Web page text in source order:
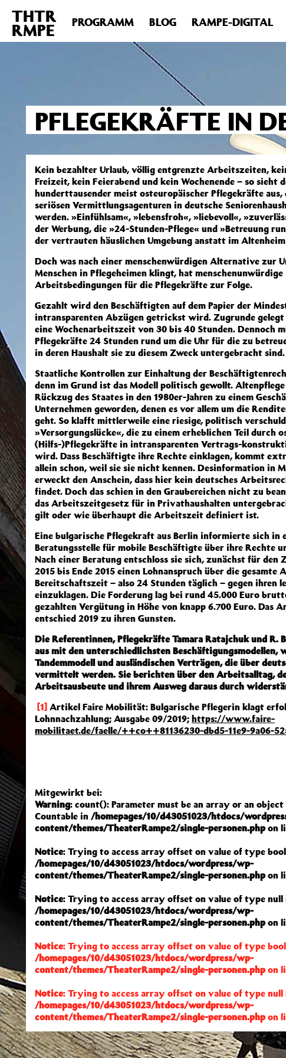
Deprecated : Die Funktion post_permalink ist seit Version 4.4.0
includes/functions.phpon line6031
THTR
RMPE PROGRAMM BLOG RAMPE-DIGITAL
PFLEGEKRÄFTE IN
Kein bezahlter Urlaub, völlig entgrenzte Arbeitszeiten,
Freizeit, kein Feierabend und kein Wochenende – so sieht
hunderttausender meist osteuropäischer Pflegekräfte aus,
seriösen Vermittlungsagenturen in deutsche
werden. »Einfühlsam«, »lebensfroh«, »liebevoll«,
der Werbung, die »24-Stunden-Pflege« und »Betreuung
der vertrauten häuslichen Umgebung anstatt im
Doch was nach einer menschenwürdigen Alternative zur
Menschen in Pflegeheimen klingt, hat menschenunwürdige
Arbeitsbedingungen für die Pflegekräfte zur Folge.
Gezahlt wird den Beschäftigten auf dem Papier der
intransparenten Abzügen getrickst wird. Zugrunde
eine Wochenarbeitszeit von 30 bis 40 Stunden. Dennoch
Pflegekräfte 24 Stunden rund um die Uhr für die zu
in deren Haushalt sie zu diesem Zweck untergebracht sind.
Staatliche Kontrollen zur Einhaltung der
denn im Grund ist das Modell politisch gewollt.
Rückzug des Staates in den 1980er-Jahren zu einem
Unternehmen geworden, denen es vor allem um die
geht. So klafft mittlerweile eine riesige, politisch
»Versorgungslücke«, die zu einem erheblichen Teil durch
(Hilfs-)Pflegekräfte in intransparenten Vertrags-
wird. Dass Beschäftigte ihre Rechte einklagen, kommt
allein schon, weil sie sie nicht kennen. Desinformation in
erweckt den Anschein, dass hier kein deutsches
findet. Doch das schien in den Graubereichen nicht zu
das Arbeitszeitgesetz für in Privathaushalten
gilt oder wie überhaupt die Arbeitszeit definiert ist.
Eine bulgarische Pflegekraft aus Berlin informierte sich in
Beratungsstelle für mobile Beschäftigte über ihre Rechte
Nach einer Beratung entschloss sie sich, zunächst für den
2015 bis Ende 2015 einen Lohnanspruch über die gesamte
Bereitschaftszeit – also 24 Stunden täglich – gegen ihren
einzuklagen. Die Forderung lag bei rund 45.000 Euro
gezahlten Vergütung in Höhe von knapp 6.700 Euro. Das
entschied 2019 zu ihren Gunsten.
Die Referentinnen, Pflegekräfte Tamara Ratajchuk und R.
aus mit den unterschiedlichsten Beschäftigungsmodellen,
Tandemmodell und ausländischen Verträgen, die über
vermittelt werden. Sie berichten über den Arbeitsalltag,
Arbeitsausbeute und ihrem Ausweg daraus durch
[1] Artikel Faire Mobilität: Bulgarische Pflegerin klagt
Lohnnachzahlung; Ausgabe 09/2019; https://www.faire-
mobilitaet.de/faelle/++co++81136230-dbd5-11e9-9a06-
Mitgewirkt bei:
Warning: count(): Parameter must be an array or an
Countable in /homepages/10/d43051023/htdocs/
content/themes/TheaterRampe2/single-personen.phpon
Notice: Trying to access array offset on value of type
/homepages/10/d43051023/htdocs/wordpress/wp-
content/themes/TheaterRampe2/single-personen.phpon
Notice: Trying to access array offset on value of type null
/homepages/10/d43051023/htdocs/wordpress/wp-
content/themes/TheaterRampe2/single-personen.phpon
Notice: Trying to access array offset on value of type
/homepages/10/d43051023/htdocs/wordpress/wp-
content/themes/TheaterRampe2/single-personen.phpon
Notice: Trying to access array offset on value of type null
/homepages/10/d43051023/htdocs/wordpress/wp-
content/themes/TheaterRampe2/single-personen.phpon